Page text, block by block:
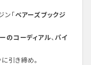
ン「ベアーズブックジ
のコーディアル、 パイ
引き締め。